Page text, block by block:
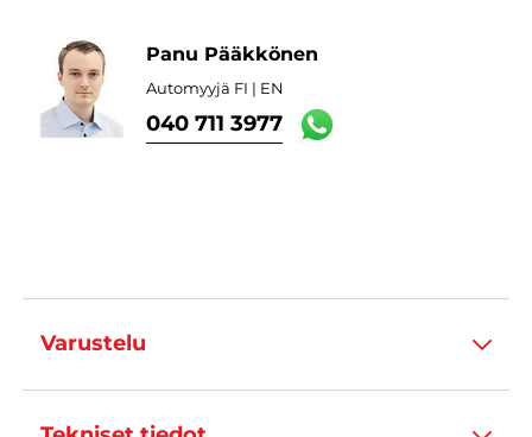
Panu Pääkkönen
Automyyjä FI | EN
040 711 3977
Varustelu